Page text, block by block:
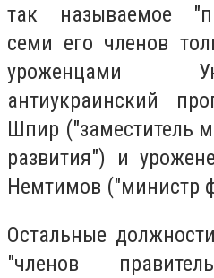
так называемое
семи его членов
уроженцами
антиукраинский
Шпир ("заместитель
развития") и
Немтимов ("министр
Остальные
"членов